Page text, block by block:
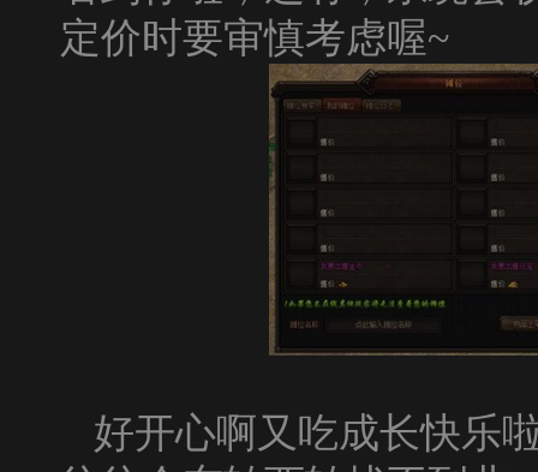
定价时要审慎考虑喔~
好开心啊又吃成长快乐